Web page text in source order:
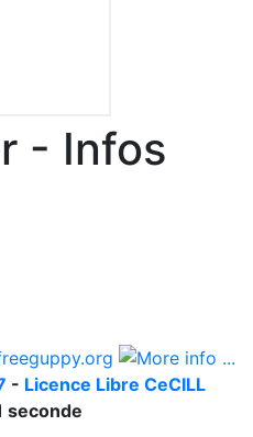
- Infos
- Licence Libre CeCILL
seconde